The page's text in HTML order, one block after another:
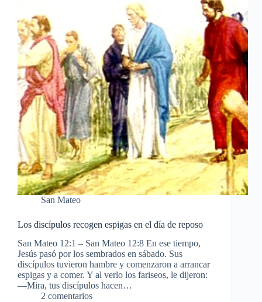
San Mateo
Los discípulos recogen espigas en el día de reposo
San Mateo 12:1 – San Mateo 12:8 En ese tiempo,
Jesús pasó por los sembrados en sábado. Sus
discípulos tuvieron hambre y comenzaron a arrancar
espigas y a comer. Y al verlo los fariseos, le dijeron:
—Mira, tus discípulos hacen…
2 comentarios